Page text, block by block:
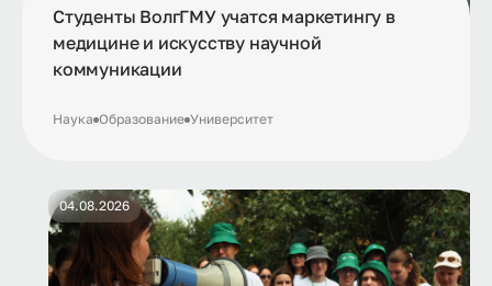
Студенты ВолгГМУ учатся маркетингу в
медицине и искусству научной
коммуникации
Наука Образование Университет
04.08.2026